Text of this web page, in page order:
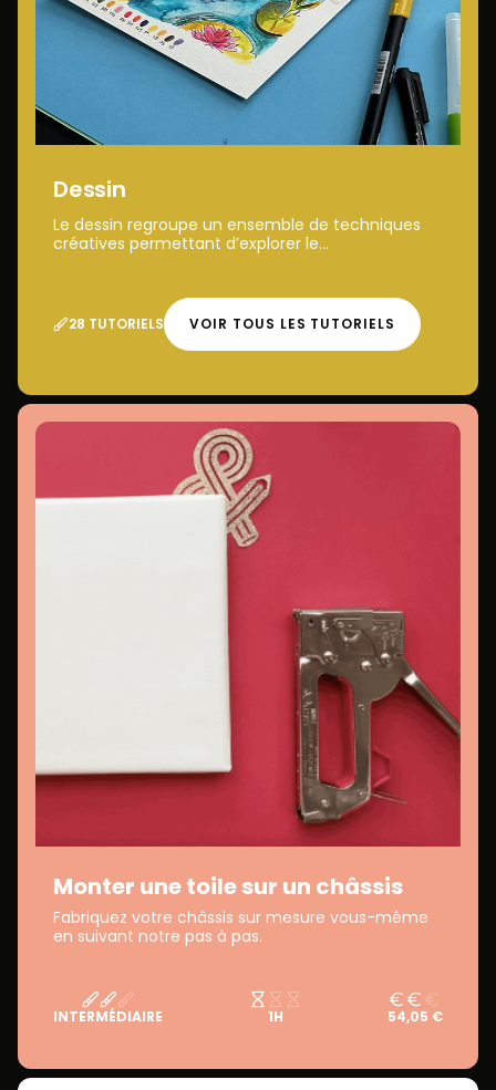
Dessin
Le dessin regroupe un ensemble de techniques
créatives permettant d’explorer le...
28 TUTORIELS VOIR TOUS LES TUTORIELS
Monter une toile sur un châssis
Fabriquez votre châssis sur mesure vous-même
en suivant notre pas à pas.
INTERMÉDIAIRE 1H 54,05 €